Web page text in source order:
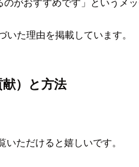
た理由を掲載しています。
）と方法
ただけると嬉しいです。